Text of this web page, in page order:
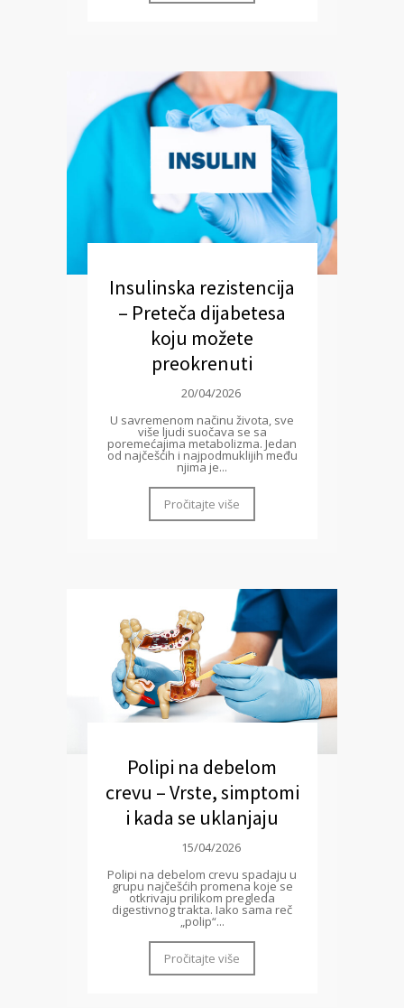
Insulinska rezistencija
– Preteča dijabetesa
koju možete
preokrenuti
20/04/2026
U savremenom načinu života, sve
više ljudi suočava se sa
poremećajima metabolizma. Jedan
od najčešćih i najpodmuklijih među
njima je...
Pročitajte više
Polipi na debelom
crevu – Vrste, simptomi
i kada se uklanjaju
15/04/2026
Polipi na debelom crevu spadaju u
grupu najčešćih promena koje se
otkrivaju prilikom pregleda
digestivnog trakta. Iako sama reč
„polip“...
Pročitajte više